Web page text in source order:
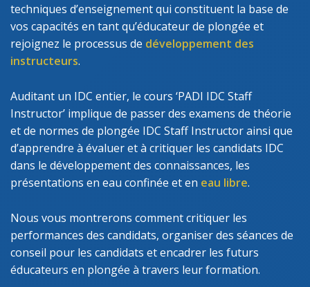
techniques d’enseignement qui constituent la base de
vos capacités en tant qu’éducateur de plongée et
rejoignez le processus de développement des
instructeurs.
Auditant un IDC entier, le cours ‘PADI IDC Staff
Instructor’ implique de passer des examens de théorie
et de normes de plongée IDC Staff Instructor ainsi que
d’apprendre à évaluer et à critiquer les candidats IDC
dans le développement des connaissances, les
présentations en eau confinée et en eau libre.
Nous vous montrerons comment critiquer les
performances des candidats, organiser des séances de
conseil pour les candidats et encadrer les futurs
éducateurs en plongée à travers leur formation.